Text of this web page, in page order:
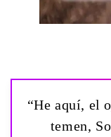
“He aquí, el
temen,